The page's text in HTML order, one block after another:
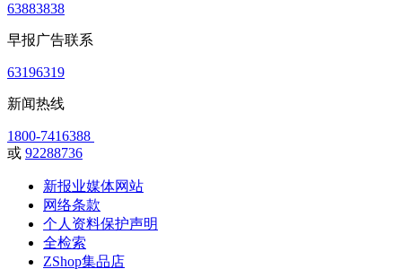
63883838
早报广告联系
63196319
新闻热线
1800-7416388
或 92288736
新报业媒体网站
网络条款
个人资料保护声明
全检索
ZShop集品店